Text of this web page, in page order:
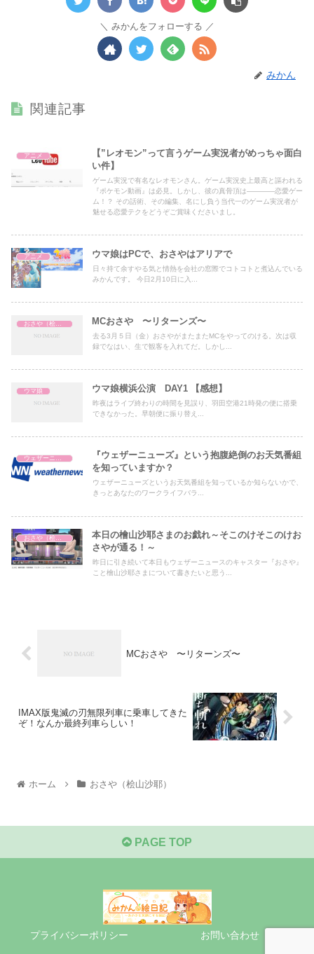
みかんをフォローする
みかん
関連記事
アニメ
【”レオモン”って言うゲーム実況者がめっちゃ面白
い件】
ゲーム実況で有名なレオモンさん。ゲーム実況史上最高と謳われる
『ポケモン動画』は必見。しかし、彼の真骨頂は――――恋愛ゲー
ム！？ その話術、その編集、名にし負う当代一のゲーム実況者が
魅せる恋愛テクをどうぞご賞味くださいまし。
アニメ ウマ娘はPCで、おさやはアリアで
日々持て余すやる気と情熱を会社の窓際でコトコトと煮込んでいる
みかんです。 今日2月10日に入...
MCおさや 〜リターンズ〜
去る3月５日（金）おさやがまたまたMCをやってのける。次は収
録でなはい、生で観客を入れてだ。しかし...
ウマ娘 ウマ娘横浜公演 DAY1 【感想】
昨夜はライブ終わりの時間を見誤り、羽田空港21時発の便に搭乗
できなかった。早朝便に振り替え...
『ウェザーニューズ』という抱腹絶倒のお天気番組
を知っていますか？
ウェザーニューズというお天気番組を知っているか知らないかで、
きっとあなたのワークライフバラ...
本日の檜山沙耶さまのお戯れ～そこのけそこのけお
さやが通る！～
昨日に引き続いて本日もウェザーニュースのキャスター『おさや』
こと檜山沙耶さまについて書きたいと思う...
MCおさや 〜リターンズ〜
IMAX版鬼滅の刃無限列車に乗車してきた
ぞ！なんか最終列車らしい！
ホーム おさや（桧山沙耶）
PAGE TOP
プライバシーポリシー お問い合わせ